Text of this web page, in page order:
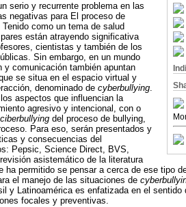
serio y recurrente problema en las
negativas para El proceso de
como un tema de salud
están atrayendo significativa
cientistas y también de los
Sin embargo, en un mundo
comunicación también apuntan
se situa en el espacio virtual y
denominado de cyberbullying.
aspectos que influencian la
agresivo y intencional, con o
ciberbullying del proceso de bullying,
Para eso, serán presentados y
y consecuencias del
Pepsic, Science Direct, BVS,
asistemático de la literatura
ha permitido se pensar a cerca de ese tipo
el manejo de las situaciones de
y Latinoamérica es enfatizada en el sentido
focales y preventivas.